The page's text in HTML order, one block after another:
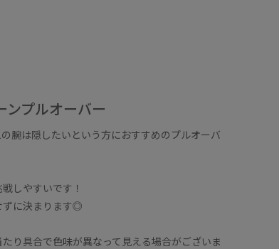
ンプルオーバー
腕は隠したいという方におすすめのプルオーバ
しやすいです！
ずに決まります◎
り具合で色味が異なって見える場合がございま